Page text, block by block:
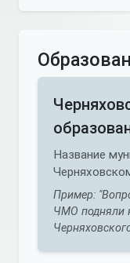
Название
Пример:
ЧМО подняли